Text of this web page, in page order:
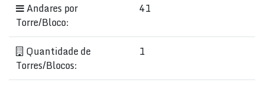
Andares por
Torre/Bloco:
41
Quantidade de
Torres/Blocos:
1